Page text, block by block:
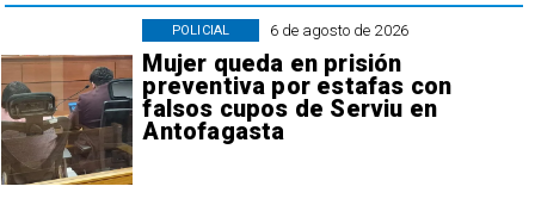
6 de agosto de 2026
Mujer queda en prisión
preventiva por estafas con
falsos cupos de Serviu en
Antofagasta
POLICIAL